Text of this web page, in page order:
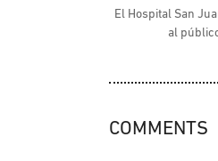
El Hospital San
al
COMMENTS